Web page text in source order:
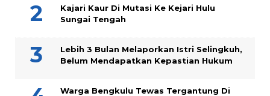
Kajari Kaur Di Mutasi Ke Kejari Hulu
Sungai Tengah
Lebih 3 Bulan Melaporkan Istri Selingkuh,
Belum Mendapatkan Kepastian Hukum
Warga Bengkulu Tewas Tergantung Di